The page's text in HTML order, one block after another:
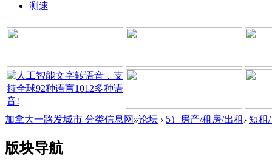
测速
加拿大一路发城市 分类信息网 »论坛 › 5）房产/租房/出租 › 短租
版块导航